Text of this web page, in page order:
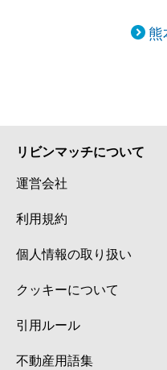
リビンマッチについて
運営会社
利用規約
個人情報の取り扱い
クッキーについて
引用ルール
不動産用語集